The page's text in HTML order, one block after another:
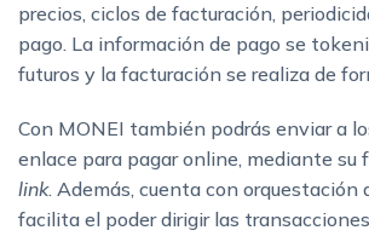
precios, ciclos de facturación,
pago. La información de pago se
futuros y la facturación se realiza de
Con MONEI también podrás enviar a
enlace para pagar online, mediante su
link. Además, cuenta con orquestación
facilita el poder dirigir las